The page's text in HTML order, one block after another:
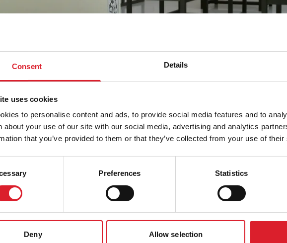
Consent Details
uses cookies
to personalise content and ads, to provide social media features and to
about your use of our site with our social media, advertising and analytics
that you’ve provided to them or that they’ve collected from your use of
Preferences Statistics
Deny Allow selection
architect uit de negentiende eeuw zagen na 80 jaar weer het
selectie gerestaureerde sjablonen en ontwerptekeningen, gemaakt
uit verschillende periodes en stijlen, vormt de rode draad in de
sjablonen en ontwerpen toont ‘Oud Papier?’ ook een imposante
de restauratie van het Rijksmuseum. Het sluitstuk is een
waarvoor de sjabloonontwerpen van Cuypers de inspiratiebron zijn.